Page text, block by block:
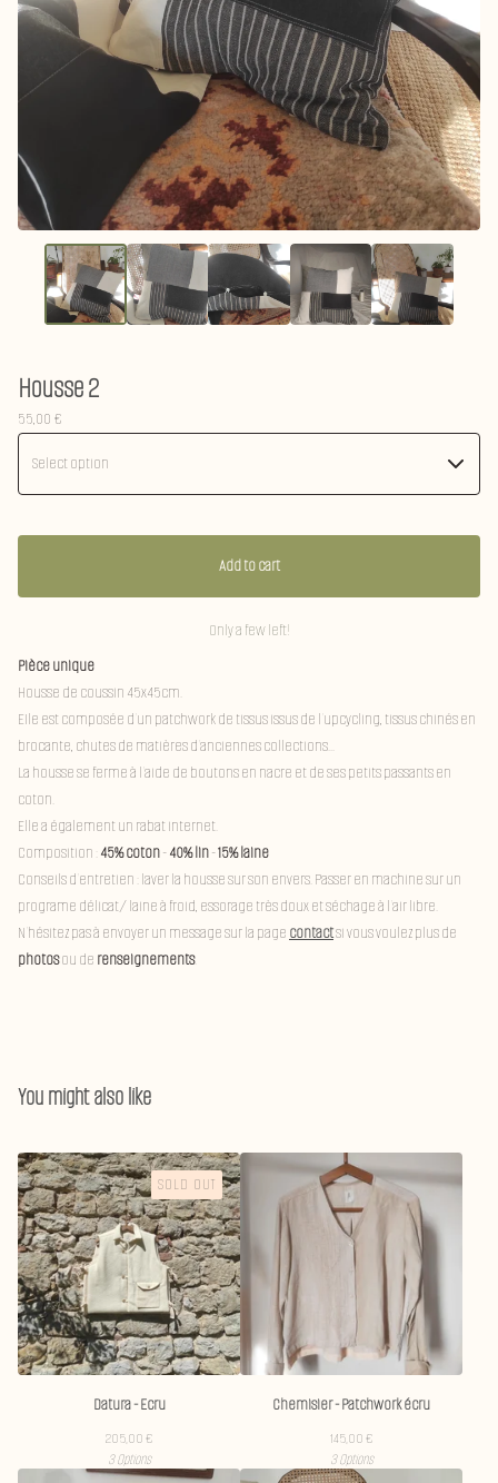
Housse 2
55,00 €
Add to cart
Only a few left!
Pièce unique
Housse de coussin 45x45cm.
EIle est composée d'un patchwork de tissus issus de l'upcycling, tissus chinés en
brocante, chutes de matières d'anciennes collections...
La housse se ferme à l'aide de boutons en nacre et de ses petits passants en
coton.
Elle a également un rabat internet.
Composition :45% coton-40% lin-15% laine
Conseils d'entretien : laver la housse sur son envers. Passer en machine sur un
programe délicat/ laine à froid, essorage très doux et séchage à l'air libre.
N'hésitez pas à envoyer un message sur la page contactsi vous voulez plus de
photosou de renseignements.
You might also like
SOLD OUT
Datura - Ecru
205,00€
3 Options
Chemisier - Patchwork écru
145,00€
3 Options